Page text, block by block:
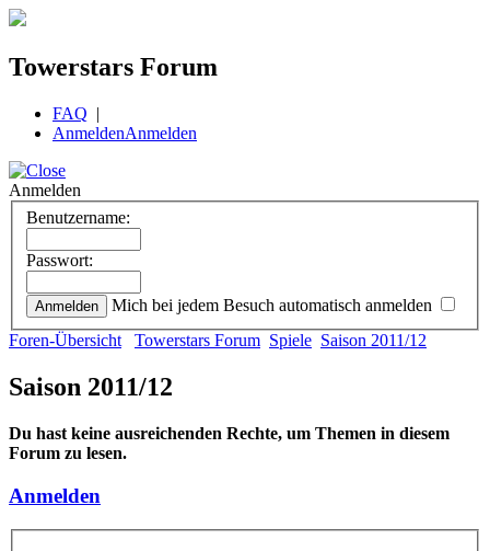
Towerstars Forum
FAQ |
AnmeldenAnmelden
Anmelden
Benutzername:
Passwort:
Mich bei jedem Besuch automatisch anmelden
Foren-Übersicht
Towerstars Forum Spiele Saison 2011/12
Saison 2011/12
Du hast keine ausreichenden Rechte, um Themen in diesem
Forum zu lesen.
Anmelden